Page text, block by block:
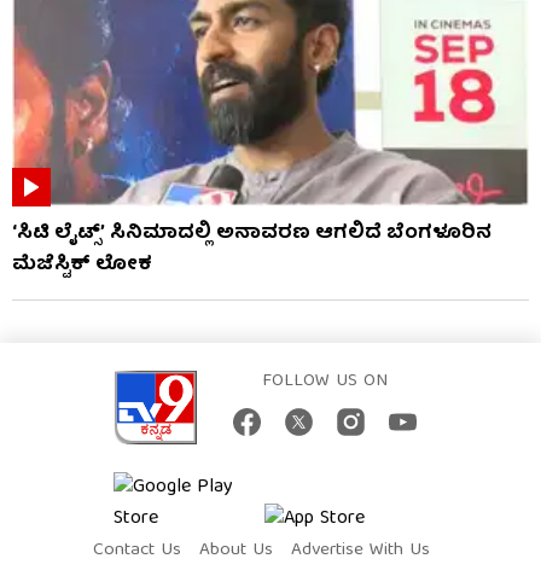
‘ಸಿಟಿ ಲೈಟ್ಸ್’ ಸಿನಿಮಾದಲ್ಲಿ ಅನಾವರಣ ಆಗಲಿದೆ ಬೆಂಗಳೂರಿನ
ಮೆಜೆಸ್ಟಿಕ್ ಲೋಕ
FOLLOW US ON
Contact Us About Us Advertise With Us